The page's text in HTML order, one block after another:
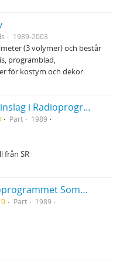
1989-2003
(3 volymer) och består
programblad,
för kostym och dekor.
Manuskript till text (inslag i Radioprogrammet OBS?)
Part
1989
från SR
Manuskript till radioprogrammet Sommar
Part
1989